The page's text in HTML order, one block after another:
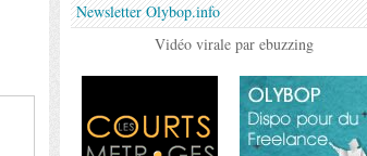
Newsletter Olybop.info
Vidéo virale par ebuzzing